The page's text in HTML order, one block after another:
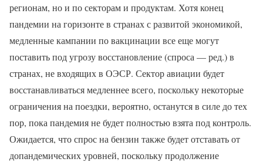
регионам, но и по секторам и продуктам. Хотя конец
пандемии на горизонте в странах с развитой экономикой,
медленные кампании по вакцинации все еще могут
поставить под угрозу восстановление (спроса — ред.) в
странах, не входящих в ОЭСР. Сектор авиации будет
восстанавливаться медленнее всего, поскольку некоторые
ограничения на поездки, вероятно, останутся в силе до тех
пор, пока пандемия не будет полностью взята под контроль.
Ожидается, что спрос на бензин также будет отставать от
допандемических уровней, поскольку продолжение